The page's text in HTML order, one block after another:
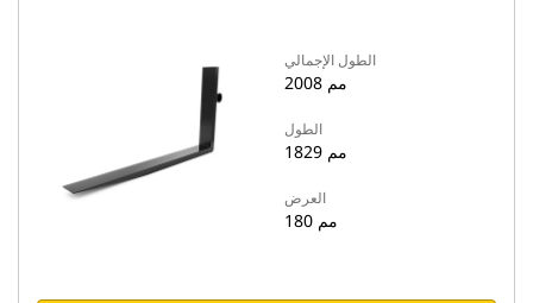
الطول الإجمالي
2008 مم
الطول
1829 مم
العرض
180 مم